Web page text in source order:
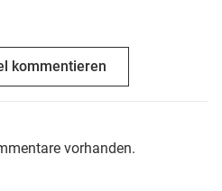
kommentieren
vorhanden.